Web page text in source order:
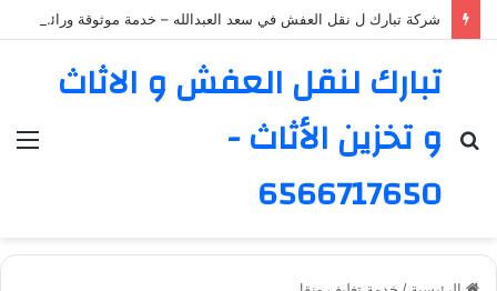
شركة تبارك ل نقل العفش في سعد العبدالله – خدمة موثوقة ورائدة
تبارك لنقل العفش و الاثاث
و تخزين الأثاث -
6566717650
بحث